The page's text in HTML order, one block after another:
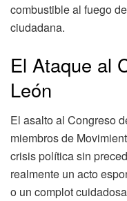
combustible al fuego
ciudadana.
El Ataque al
León
El asalto al Congreso
miembros de
crisis política sin
realmente un acto
o un complot